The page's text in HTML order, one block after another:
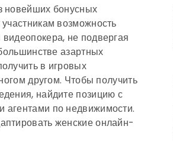
новейших бонусных
возможность
не подвергая
азартных
в игровых
другом. Чтобы получить
найдите позицию с
по недвижимости.
женские онлайн-